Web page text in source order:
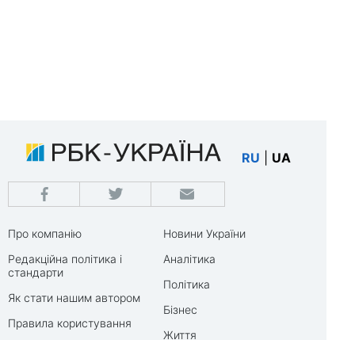
RU UA
Про компанію
Редакційна політика і
стандарти
Як стати нашим автором
Правила користування
Новини України
Аналітика
Політика
Бізнес
Життя